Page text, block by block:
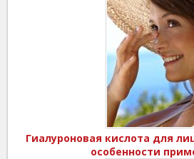
Гиалуроновая кислота для
особенности